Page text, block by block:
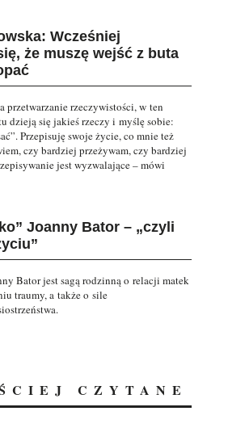
Wcześniej
że muszę wejść z buta
przetwarzanie rzeczywistości, w ten
dzieją się jakieś rzeczy i myślę sobie:
Przepisuję swoje życie, co mnie też
czy bardziej przeżywam, czy bardziej
jest wyzwalające – mówi
Joanny Bator – „czyli
Bator jest sagą rodzinną o relacji matek
traumy, a także o sile
CZYTANE